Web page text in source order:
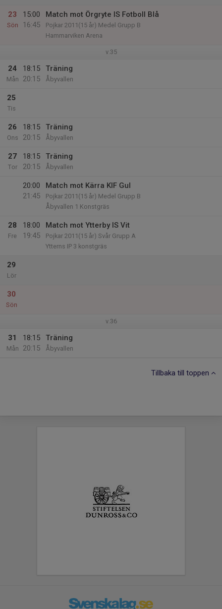
23
Sön
15:00
16:45
Match mot Örgryte IS Fotboll Blå
Pojkar 2011(15 år) Medel Grupp B
Hammarviken Arena
v.35
24
Mån
18:15
20:15
Träning
Åbyvallen
25
Tis
26
Ons
18:15
20:15
Träning
Åbyvallen
27
Tor
18:15
20:15
Träning
Åbyvallen
20:00
21:45
Match mot Kärra KIF Gul
Pojkar 2011(15 år) Medel Grupp B
Åbyvallen 1 Konstgräs
28
Fre
18:00
19:45
Match mot Ytterby IS Vit
Pojkar 2011(15 år) Svår Grupp A
Ytterns IP 3 konstgräs
29
Lör
30
Sön
v.36
31
Mån
18:15
20:15
Träning
Åbyvallen
Tillbaka till toppen